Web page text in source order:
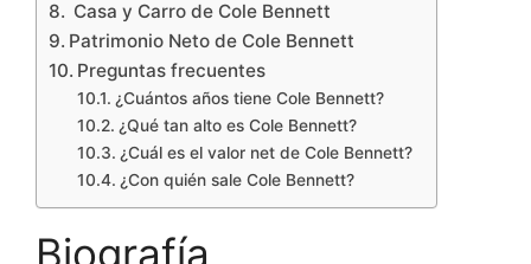
Casa y Carro de Cole Bennett
Patrimonio Neto de Cole Bennett
Preguntas frecuentes
¿Cuántos años tiene Cole Bennett?
¿Qué tan alto es Cole Bennett?
¿Cuál es el valor net de Cole Bennett?
¿Con quién sale Cole Bennett?
Biografía